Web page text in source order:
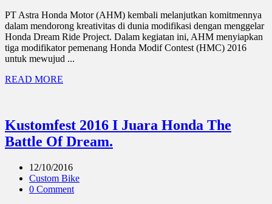
PT Astra Honda Motor (AHM) kembali melanjutkan komitmennya
dalam mendorong kreativitas di dunia modifikasi dengan menggelar
Honda Dream Ride Project. Dalam kegiatan ini, AHM menyiapkan
tiga modifikator pemenang Honda Modif Contest (HMC) 2016
untuk mewujud ...
READ MORE
Kustomfest 2016 I Juara Honda The
Battle Of Dream.
12/10/2016
Custom Bike
0 Comment